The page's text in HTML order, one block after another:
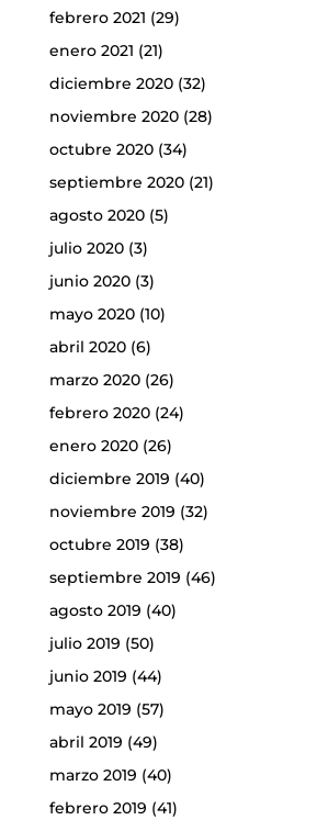
febrero 2021 (29)
enero 2021 (21)
diciembre 2020(32)
noviembre 2020(28)
octubre 2020(34)
septiembre 2020(21)
agosto 2020(5)
julio 2020(3)
junio 2020(3)
mayo 2020(10)
abril 2020(6)
marzo 2020(26)
febrero 2020(24)
enero 2020(26)
diciembre 2019 (40)
noviembre 2019 (32)
octubre 2019 (38)
septiembre 2019 (46)
agosto 2019 (40)
julio 2019 (50)
junio 2019 (44)
mayo 2019 (57)
abril 2019 (49)
marzo 2019 (40)
febrero 2019 (41)